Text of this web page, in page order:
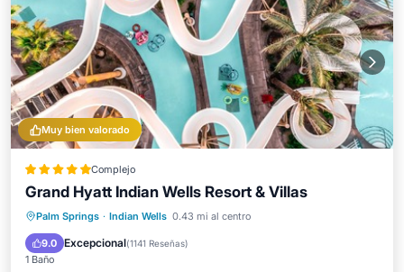
Muy bien valorado
Complejo
Grand Hyatt Indian Wells Resort & Villas
Palm Springs · Indian Wells 0.43 mi al centro
9.0 Excepcional(1141 Reseñas)
1 Baño
Bañera de hidromasaje
Desayuno
Aparcamiento